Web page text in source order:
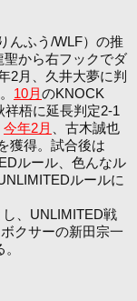
んふう/WLF）の推
から右フックでダ
2月、久井大夢に判
10月のKNOCK
梧に延長判定2-1
今年2月
、古木誠也
獲得。試合後は
ルール、色んなル
ルールに
、UNLIMITED戦
クサーの新田宗一